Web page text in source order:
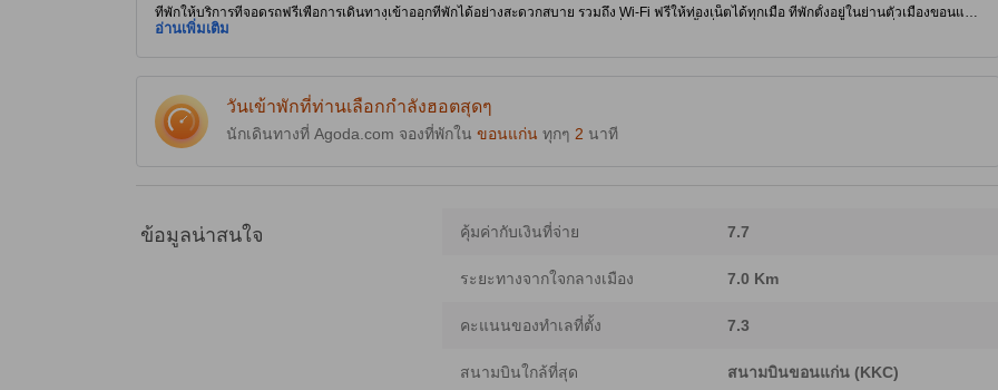
ที่พักให้บริการที่จอดรถฟรีเพื่อการเดินทางเข้าออกที่พักได้อย่างสะดวกสบาย รวมถึง Wi-Fi ฟรีให้ท่องเน็ตได้ทุกเมื่อ ที่พักตั้งอยู่ในย่านตัวเมืองขอนแก่น
ของขอนแก่น ผู้เข้าพักจึงได้อยู่ใกล้สถานที่ท่องเที่ยวน่าสนใจและร้านอาหารอร่อยๆ ที่พัก 3.0 ดาวนี้มีสิ่งอำนวยความสะดวกที่จะช่วยเพิ่มความผ่อน
อ่านเพิ่มเติม
วันเข้าพักที่ท่านเลือกกำลังฮอตสุดๆ
นักเดินทางที่ Agoda.com จองที่พักใน ขอนแก่น ทุกๆ 2 นาที
ข้อมูลน่าสนใจ คุ้มค่ากับเงินที่จ่าย 7.7
ระยะทางจากใจกลางเมือง 7.0 Km
คะแนนของทำเลที่ตั้ง 7.3
สนามบินใกล้ที่สุด สนามบินขอนแก่น (KKC)